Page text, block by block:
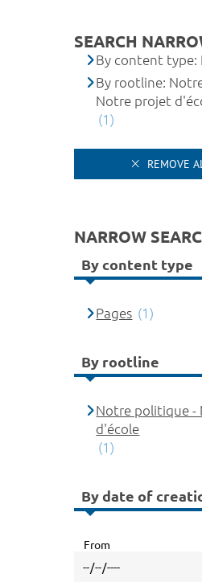
SEARCH
By content type:
By rootline:
Notre projet
(1)
REMOVE
NARROW
By content type
Pages (1)
By rootline
Notre politique -
d'école
(1)
By date of
From